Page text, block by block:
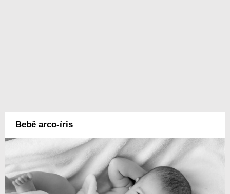
Bebê arco-íris